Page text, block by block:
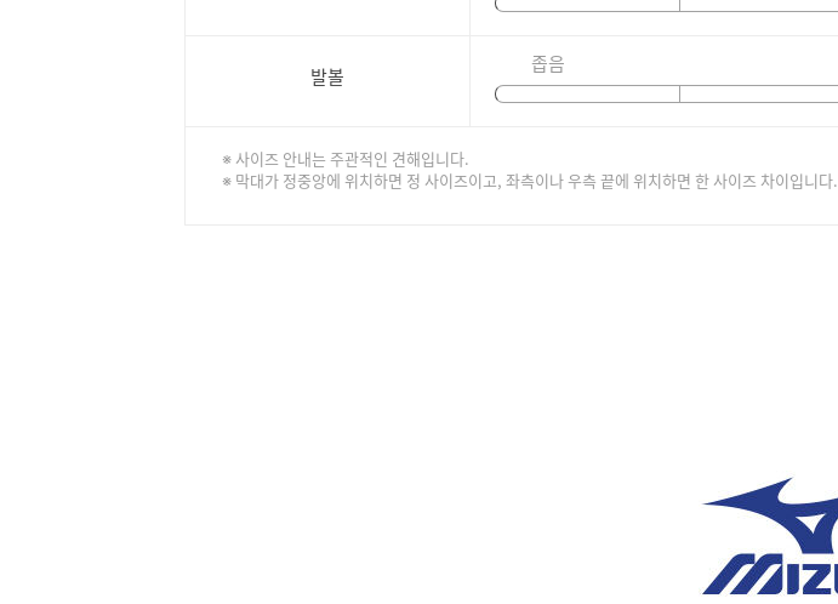
발볼 좁음
※ 사이즈 안내는 주관적인 견해입니다.
※ 막대가 정중앙에 위치하면 정 사이즈이고, 좌측이나 우측 끝에 위치하면 한 사이즈 차이입니다.